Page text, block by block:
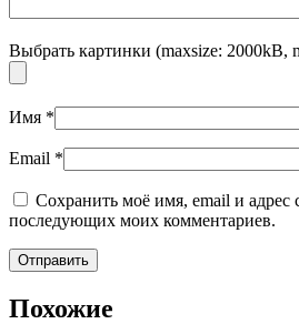
Выбрать картинки (maxsize: 2000kB,
Имя *
Email *
Сохранить моё имя, email и адрес
последующих моих комментариев.
Похожие